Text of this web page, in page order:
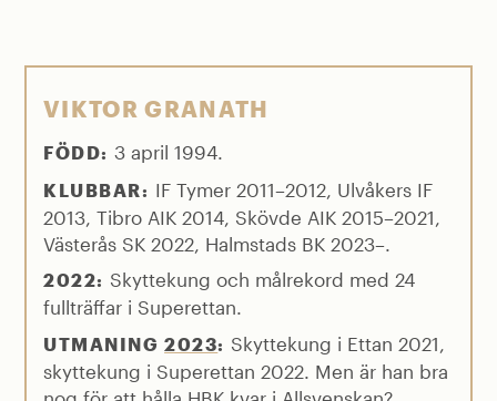
VIKTOR GRANATH
FÖDD: 3 april 1994.
KLUBBAR: IF Tymer 2011–2012, Ulvåkers IF
2013, Tibro AIK 2014, Skövde AIK 2015–2021,
Västerås SK 2022, Halmstads BK 2023–.
2022: Skyttekung och målrekord med 24
fullträffar i Superettan.
UTMANING2023: Skyttekung i Ettan 2021,
skyttekung i Superettan 2022. Men är han bra